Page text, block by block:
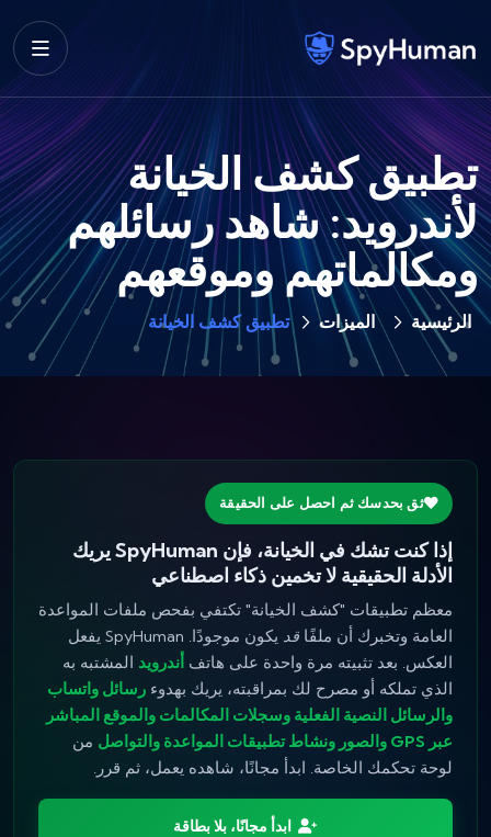
تطبيق كشف الخيانة
لأندرويد: شاهد رسائلهم
ومكالماتهم وموقعهم
الرئيسية الميزات تطبيق كشف الخيانة
ثق بحدسك ثم احصل على الحقيقة
إذا كنت تشك في الخيانة، فإن SpyHuman يريك
الأدلة الحقيقية لا تخمين ذكاء اصطناعي
معظم تطبيقات "كشف الخيانة" تكتفي بفحص ملفات المواعدة
العامة وتخبرك أن ملفًا قد
يكون موجودًا. SpyHuman يفعل
العكس. بعد تثبيته مرة واحدة على هاتف أندرويد المشتبه به
الذي تملكه أو مصرح لك بمراقبته، يريك بهدوء رسائل واتساب
والرسائل النصية الفعلية وسجلات المكالمات والموقع المباشر
عبر GPS والصور ونشاط تطبيقات المواعدة والتواصل
من
لوحة تحكمك الخاصة. ابدأ مجانًا، شاهده يعمل، ثم قرر.
ابدأ مجانًا، بلا بطاقة